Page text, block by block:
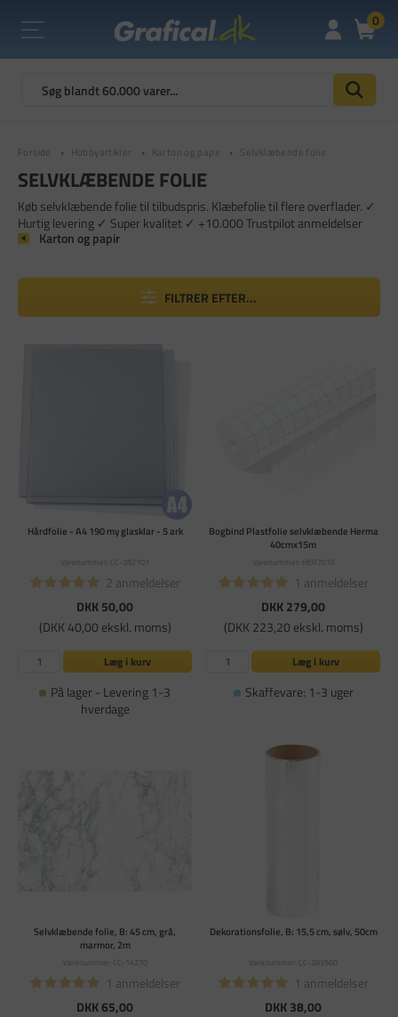
0
Forside Hobbyartikler Karton og papir Selvklæbende folie
SELVKLÆBENDE FOLIE
Køb selvklæbende folie til tilbudspris. Klæbefolie til flere overflader. ✓
Hurtig levering ✓ Super kvalitet ✓ +10.000 Trustpilot anmeldelser
Karton og papir
FILTRER EFTER...
Hårdfolie - A4 190 my glasklar - 5 ark
Varenummer: CC-282101
2 anmeldelser
DKK 50,00
(DKK 40,00 ekskl. moms)
Læg i kurv
På lager - Levering 1-3
hverdage
Bogbind Plastfolie selvklæbende Herma
40cmx15m
Varenummer: HER7015
1 anmeldelser
DKK 279,00
(DKK 223,20 ekskl. moms)
Læg i kurv
Skaffevare: 1-3 uger
Selvklæbende folie, B: 45 cm, grå,
marmor, 2m
Varenummer: CC-14270
1 anmeldelser
DKK 65,00
Dekorationsfolie, B: 15,5 cm, sølv, 50cm
Varenummer: CC-283560
1 anmeldelser
DKK 38,00